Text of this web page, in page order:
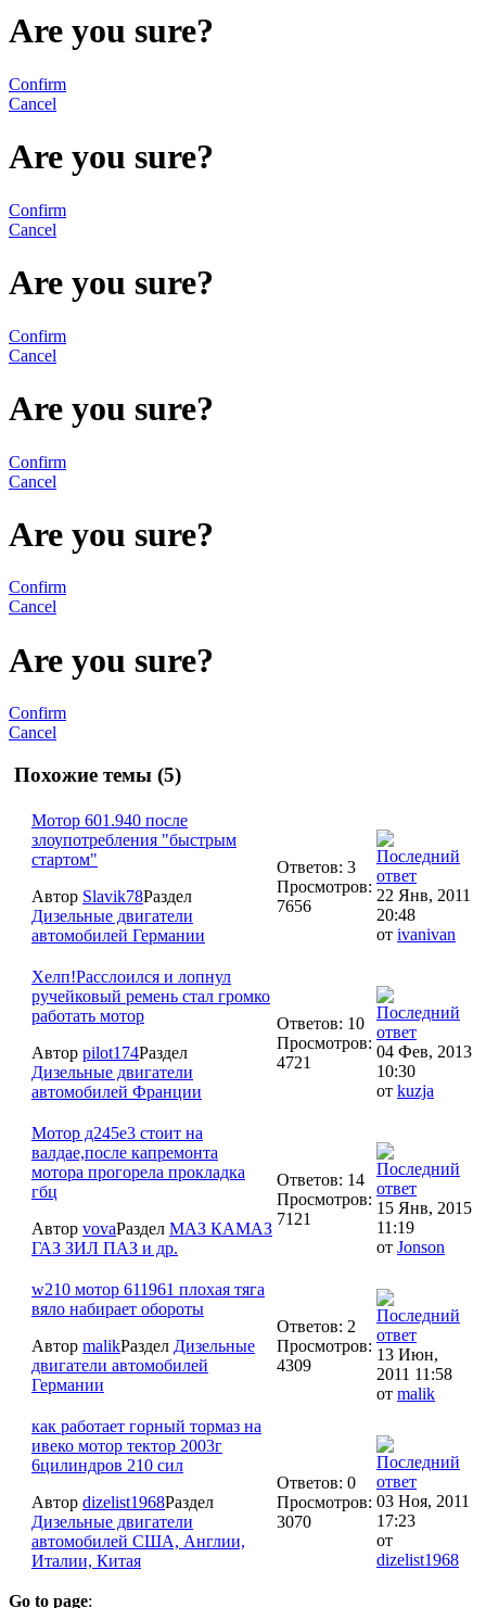
Are you sure?
Confirm
Cancel
Are you sure?
Confirm
Cancel
Are you sure?
Confirm
Cancel
Are you sure?
Confirm
Cancel
Are you sure?
Confirm
Cancel
Are you sure?
Confirm
Cancel
Похожие темы (5)
Мотор 601.940 после
злоупотребления "быстрым
стартом"
Автор Slavik78Раздел
Дизельные двигатели
автомобилей Германии
Ответов: 3
Просмотров:
7656
22 Янв, 2011
20:48
от ivanivan
Хелп!Расслоился и лопнул
ручейковый ремень стал громко
работать мотор
Автор pilot174Раздел
Дизельные двигатели
автомобилей Франции
Ответов: 10
Просмотров:
4721
04 Фев, 2013
10:30
от kuzja
Мотор д245е3 стоит на
валдае,после капремонта
мотора прогорела прокладка
гбц
Автор vovaРаздел МАЗ КАМАЗ
ГАЗ ЗИЛ ПАЗ и др.
Ответов: 14
Просмотров:
7121
15 Янв, 2015
11:19
от Jonson
w210 мотор 611961 плохая тяга
вяло набирает обороты
Автор malikРаздел Дизельные
двигатели автомобилей
Германии
Ответов: 2
Просмотров:
4309
13 Июн,
2011 11:58
от malik
как работает горный тормаз на
ивеко мотор тектор 2003г
6цилиндров 210 сил
Автор dizelist1968Раздел
Дизельные двигатели
автомобилей США, Англии,
Италии, Китая
Ответов: 0
Просмотров:
3070
03 Ноя, 2011
17:23
от
dizelist1968
Go to page: